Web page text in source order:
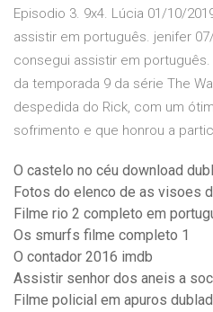
Episodio 3. 9x4. Lúcia 01/10/
assistir em português. jenifer
consegui assistir em
da temporada 9 da série The
despedida do Rick, com um
sofrimento e que honrou a
O castelo no céu download
Fotos do elenco de as visoes
Filme rio 2 completo em
Os smurfs filme completo 1
O contador 2016 imdb
Assistir senhor dos aneis a
Filme policial em apuros